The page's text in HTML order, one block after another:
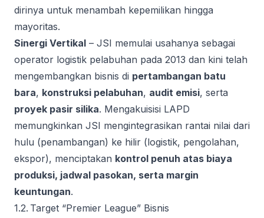
dirinya untuk menambah kepemilikan hingga
mayoritas.
Sinergi Vertikal – JSI memulai usahanya sebagai
operator logistik pelabuhan pada 2013 dan kini telah
mengembangkan bisnis di pertambangan batu
bara, konstruksi pelabuhan, audit emisi, serta
proyek pasir silika. Mengakuisisi LAPD
memungkinkan JSI mengintegrasikan rantai nilai dari
hulu (penambangan) ke hilir (logistik, pengolahan,
ekspor), menciptakan kontrol penuh atas biaya
produksi, jadwal pasokan, serta margin
keuntungan.
1.2. Target “Premier League” Bisnis